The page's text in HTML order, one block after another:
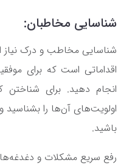
شناسایی مخاطبان:
شناسایی مخاطب و درک نیاز
اقداماتی است که برای
انجام دهید. برای شناختن
اولویت‌های آن‌ها را
باشید.
رفع سریع مشکلات و